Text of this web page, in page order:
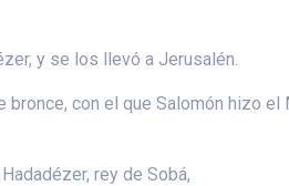
y se los llevó a Jerusalén.
con el que Salomón hizo
rey de Sobá,